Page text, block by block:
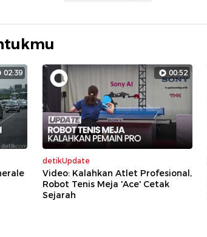
02:39 00:52
detikUpdate
Video: Kalahkan Atlet Profesional,
Robot Tenis Meja 'Ace' Cetak
Sejarah